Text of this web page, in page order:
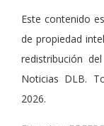
Este contenido
de propiedad
redistribución
Noticias DLB.
2026.